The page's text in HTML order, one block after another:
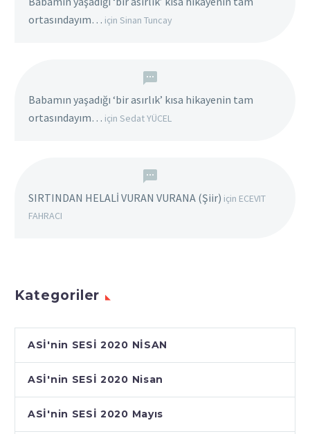
ortasındayım… için Sinan Tuncay
Babamın yaşadığı ‘bir asırlık’ kısa hikayenin tam
ortasındayım… için Sedat YÜCEL
SIRTINDAN HELALİ VURAN VURANA (Şiir) için ECEVIT
FAHRACI
Kategoriler
ASİ'nin SESİ 2020 NİSAN
ASİ'nin SESİ 2020 Nisan
ASİ'nin SESİ 2020 Mayıs